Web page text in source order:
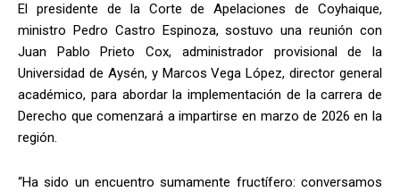
El presidente de la Corte de Apelaciones de Coyhaique,
ministro Pedro Castro Espinoza, sostuvo una reunión con
Juan Pablo Prieto Cox, administrador provisional de la
Universidad de Aysén, y Marcos Vega López, director general
académico, para abordar la implementación de la carrera de
Derecho que comenzará a impartirse en marzo de 2026 en la
región.
“Ha sido un encuentro sumamente fructífero: conversamos